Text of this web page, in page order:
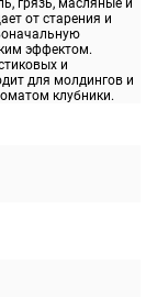
грязь, масляные и
от старения и
эффектом.
и
для молдингов и
клубники.